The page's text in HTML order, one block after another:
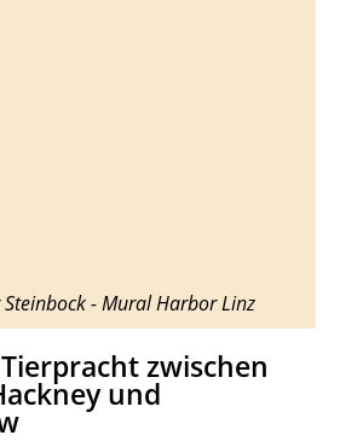
Steinbock - Mural Harbor Linz
zwischen
und